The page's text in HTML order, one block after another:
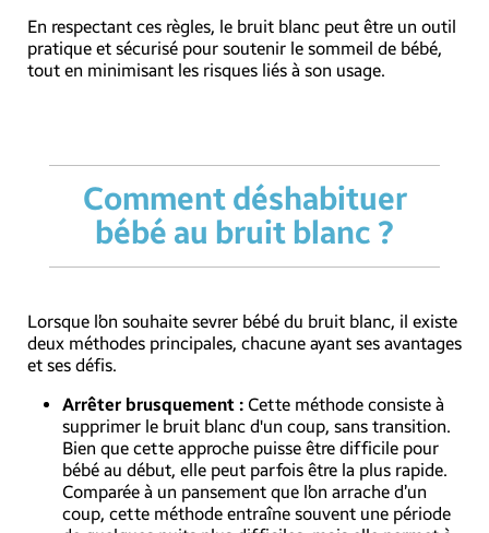
En respectant ces règles, le bruit blanc peut être un outil
pratique et sécurisé pour soutenir le sommeil de bébé,
tout en minimisant les risques liés à son usage.
Comment déshabituer
bébé au bruit blanc ?
Lorsque l’on souhaite sevrer bébé du bruit blanc, il existe
deux méthodes principales, chacune ayant ses avantages
et ses défis.
Arrêter brusquement : Cette méthode consiste à
supprimer le bruit blanc d'un coup, sans transition.
Bien que cette approche puisse être difficile pour
bébé au début, elle peut parfois être la plus rapide.
Comparée à un pansement que l’on arrache d’un
coup, cette méthode entraîne souvent une période